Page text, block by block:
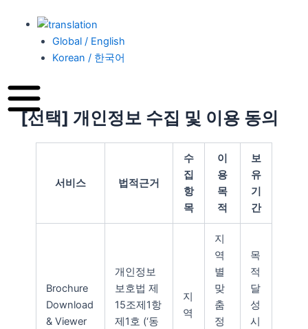
Global / English
Korean / 한국어
[선택] 개인정보 수집 및 이용 동의
서비스 법적근거
수
집
항
목
이
용
목
적
보
유
기
간
Brochure
Download
& Viewer
개인정보
보호법 제
15조제1항
제1호 (‘동
지
역
지
역
별
맞
춤
정
목
적
달
성
시